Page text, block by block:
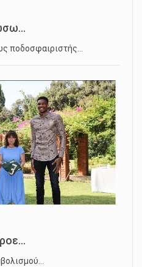
ποδοσφαιριστής…